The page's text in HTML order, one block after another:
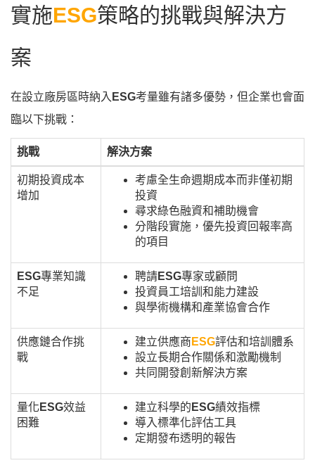
實施ESG策略的挑戰與解決方
案
在設立廠房區時納入 ESG考量雖有諸多優勢，但企業也會面
臨以下挑戰：
挑戰 解決方案
初期投資成本
增加
考慮全生命週期成本而非僅初期
投資
尋求綠色融資和補助機會
分階段實施，優先投資回報率高
的項目
ESG專業知識
不足
聘請ESG專家或顧問
投資員工培訓和能力建設
與學術機構和產業協會合作
供應鏈合作挑
戰
建立供應商 ESG評估和培訓體系
設立長期合作關係和激勵機制
共同開發創新解決方案
量化 ESG效益
困難
建立科學的 ESG績效指標
導入標準化評估工具
定期發布透明的報告